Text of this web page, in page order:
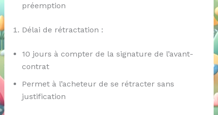
préemption
Délai de rétractation :
10 jours à compter de la signature de l’avant-
contrat
Permet à l’acheteur de se rétracter sans
justification